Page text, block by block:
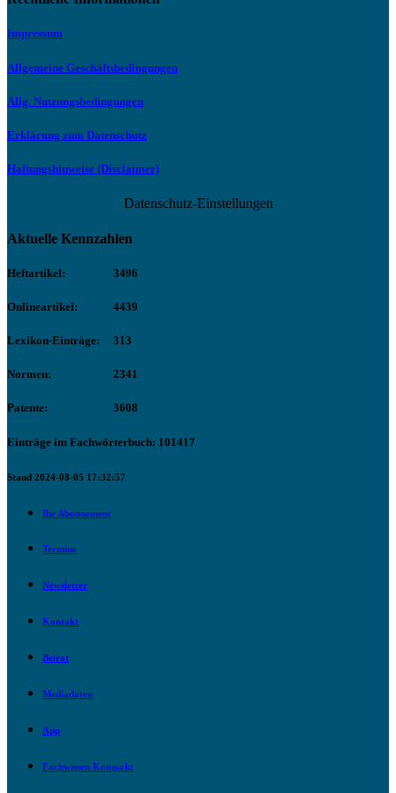
Impressum
Allgemeine Geschäftsbedingungen
Allg. Nutzungsbedingungen
Erklärung zum Datenschutz
Haftungshinweise (Disclaimer)
Datenschutz-Einstellungen
Aktuelle Kennzahlen
Heftartikel: 3496
Onlineartikel: 4439
Lexikon-Einträge: 313
Normen: 2341
Patente: 3608
Einträge im Fachwörterbuch: 101417
Stand 2024-08-05 17:32:57
Ihr Abonnement
Termine
Newsletter
Kontakt
Beirat
Mediadaten
App
Fachwissen Kompakt